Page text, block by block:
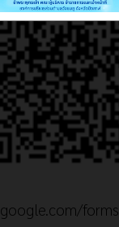
google.com/forms